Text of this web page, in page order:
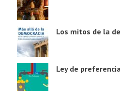
Los mitos de la
Ley de